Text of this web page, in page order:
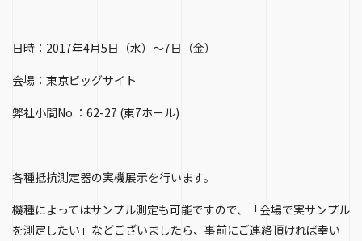
日時：2017年4月5日（水）～7日（金）
会場：東京ビッグサイト
弊社小間No.：62-27 (東7ホール)
各種抵抗測定器の実機展示を行います。
機種によってはサンプル測定も可能ですので、「会場で実サンプル
を測定したい」などございましたら、事前にご連絡頂ければ幸い